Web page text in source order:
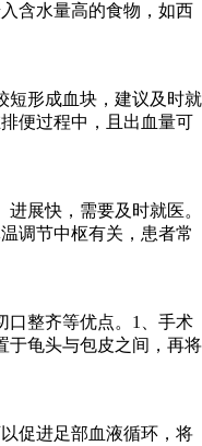
含水量高的食物，如西
短形成血块，建议及时就
便过程中，且出血量可
展快，需要及时就医。
调节中枢有关，患者常
口整齐等优点。1、手术
于龟头与包皮之间，再将
促进足部血液循环，将